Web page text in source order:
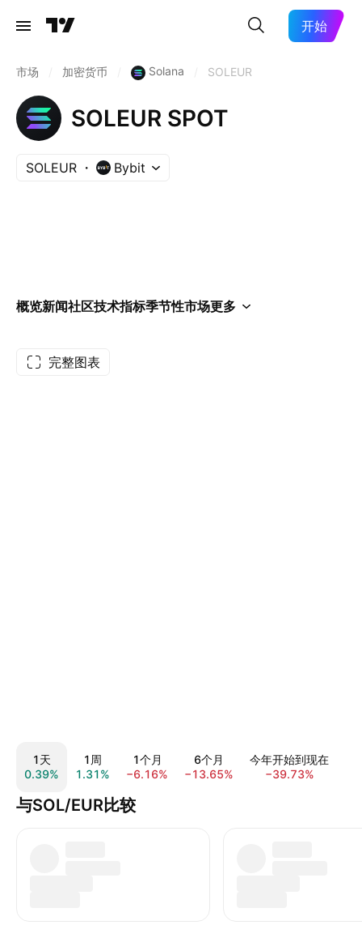
开始
市场 加密货币 Solana SOLEUR
SOLEUR SPOT
SOLEUR Bybit
概览新闻社区技术指标季节性市场更多
完整图表
1天
0.39%
1周
1.31%
1个月
−6.16%
6个月
−13.65%
今年开始到现在
−39.73%
与SOL/EUR比较